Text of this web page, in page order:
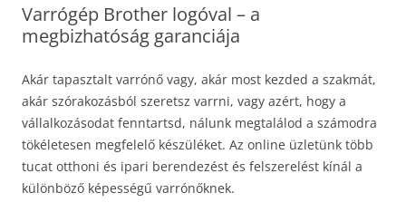
Varrógép Brother logóval – a
megbizhatóság garanciája
Akár tapasztalt varrónő vagy, akár most kezded a szakmát,
akár szórakozásból szeretsz varrni, vagy azért, hogy a
vállalkozásodat fenntartsd, nálunk megtalálod a számodra
tökéletesen megfelelő készüléket. Az online üzletünk több
tucat otthoni és ipari berendezést és felszerelést kínál a
különböző képességű varrónőknek.